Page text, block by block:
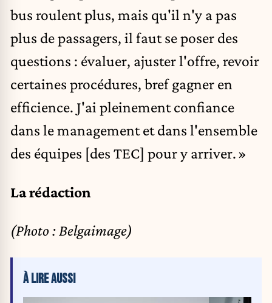
bus roulent plus, mais qu'il n'y a pas
plus de passagers, il faut se poser des
questions : évaluer, ajuster l'offre, revoir
certaines procédures, bref gagner en
efficience. J'ai pleinement confiance
dans le management et dans l'ensemble
des équipes [des TEC] pour y arriver. »
La rédaction
(Photo : Belgaimage)
À LIRE AUSSI